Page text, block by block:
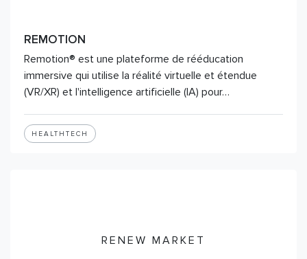
REMOTION
Remotion® est une plateforme de rééducation
immersive qui utilise la réalité virtuelle et étendue
(VR/XR) et l'intelligence artificielle (IA) pour…
HEALTHTECH
RENEW MARKET